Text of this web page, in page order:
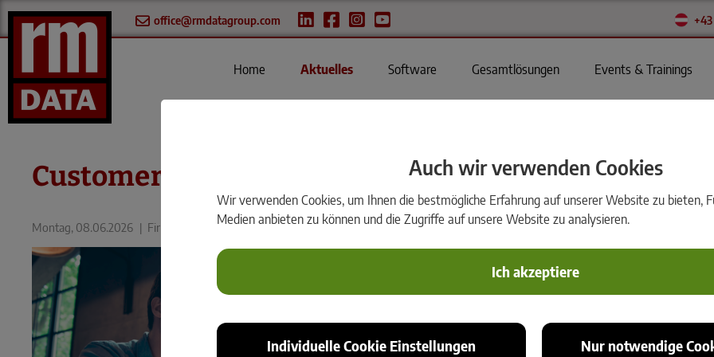
Auch wir verwenden Cookies
Wir verwenden Cookies, um Ihnen die bestmögliche Erfahrung auf unserer Website zu bieten,
Medien anbieten zu können und die Zugriffe auf unsere Website zu analysieren.
Ich akzeptiere
Individuelle Cookie Einstellungen Nur notwendige
office@rmdatagroup.com
Home Aktuelles Software Gesamtlösungen Events & Trainings
Customer Success Mitarbeiter:in (AT & DE) gesucht
Montag, 08.06.2026 | FirmenNews
Gestalten Sie erfolgreiche
rmDATA-Anwender.
Sie haben Interesse an rmDATA-Software und
echten Mehrwert aus den Produkten und Plattformen
auch von rmDATA Deutschland! Als Customer